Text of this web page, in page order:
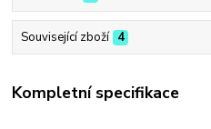
Související zboží 4
Kompletní specifikace